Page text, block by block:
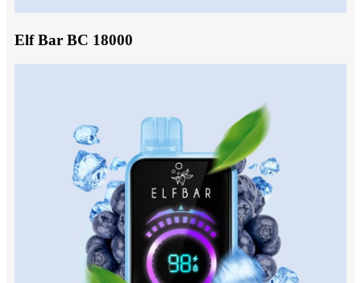
Elf Bar BC 18000